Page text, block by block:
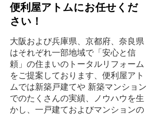
便利屋アトムにお任せくだ
さい！
大阪および兵庫県、京都府、奈良県
はそれぞれ一部地域で「安心と信
頼」の住まいのトータルリフォーム
をご提案しております、便利屋アト
ムでは新築戸建てや 新築マンション
でのたくさんの実績、ノウハウを生
かし、一戸建ておよびマンションの